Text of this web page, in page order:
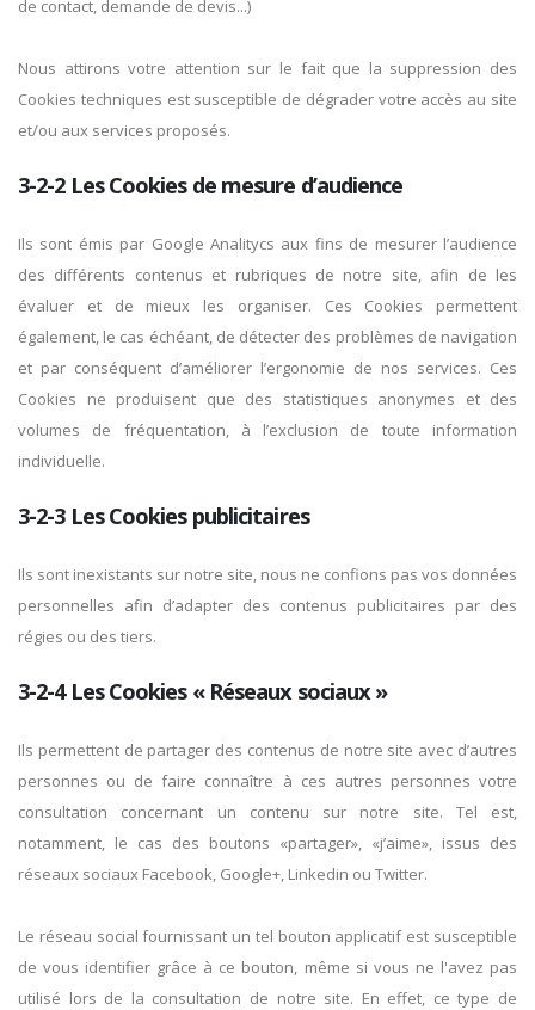
de contact, demande de devis...)
Nous attirons votre attention sur le fait que la suppression des
Cookies techniques est susceptible de dégrader votre accès au site
et/ou aux services proposés.
3-2-2 Les Cookies de mesure d’audience
Ils sont émis par Google Analitycs aux fins de mesurer l’audience
des différents contenus et rubriques de notre site, afin de les
évaluer et de mieux les organiser. Ces Cookies permettent
également, le cas échéant, de détecter des problèmes de navigation
et par conséquent d’améliorer l’ergonomie de nos services. Ces
Cookies ne produisent que des statistiques anonymes et des
volumes de fréquentation, à l’exclusion de toute information
individuelle.
3-2-3 Les Cookies publicitaires
Ils sont inexistants sur notre site, nous ne confions pas vos données
personnelles afin d’adapter des contenus publicitaires par des
régies ou des tiers.
3-2-4 Les Cookies « Réseaux sociaux »
Ils permettent de partager des contenus de notre site avec d’autres
personnes ou de faire connaître à ces autres personnes votre
consultation concernant un contenu sur notre site. Tel est,
notamment, le cas des boutons «partager», «j’aime», issus des
réseaux sociaux Facebook, Google+, Linkedin ou Twitter.
Le réseau social fournissant un tel bouton applicatif est susceptible
de vous identifier grâce à ce bouton, même si vous ne l'avez pas
utilisé lors de la consultation de notre site. En effet, ce type de